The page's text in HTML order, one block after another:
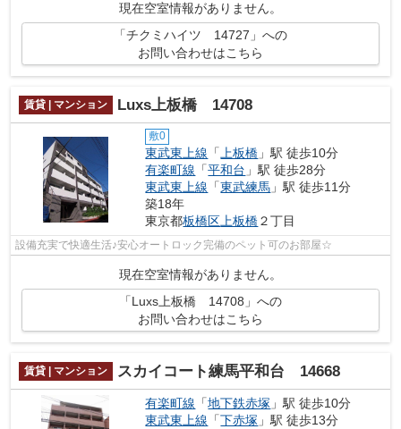
現在空室情報がありません。
「チクミハイツ 14727」への
お問い合わせはこちら
賃貸 | マンション Luxs上板橋 14708
敷0
東武東上線 「 上板橋 」駅 徒歩10分
有楽町線 「平和台 」駅 徒歩28分
東武東上線 「東武練馬 」駅 徒歩11分
築18年
東京都板橋区 上板橋２丁目
設備充実で快適生活♪安心オートロック完備のペット可のお部屋☆
現在空室情報がありません。
「Luxs上板橋 14708」への
お問い合わせはこちら
賃貸 | マンション スカイコート練馬平和台 14668
有楽町線 「地下鉄赤塚 」駅 徒歩10分
東武東上線 「下赤塚 」駅 徒歩13分